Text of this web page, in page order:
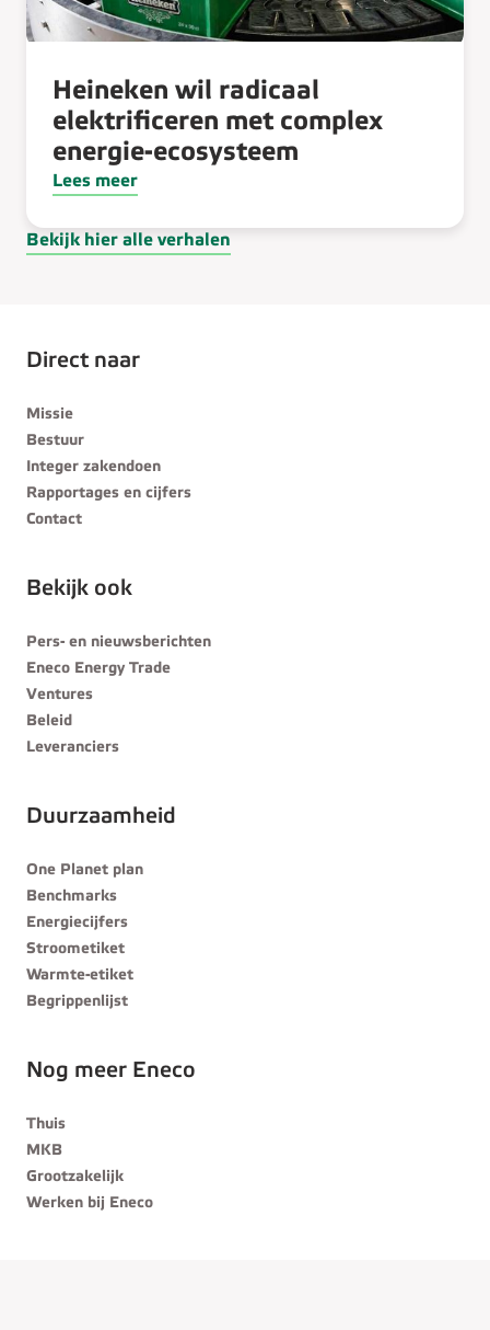
Heineken wil radicaal
elektrificeren met complex
energie-ecosysteem
Lees meer
Bekijk hier alle verhalen
Direct naar
Missie
Bestuur
Integer zakendoen
Rapportages en cijfers
Contact
Bekijk ook
Pers- en nieuwsberichten
Eneco Energy Trade
Ventures
Beleid
Leveranciers
Duurzaamheid
One Planet plan
Benchmarks
Energiecijfers
Stroometiket
Warmte-etiket
Begrippenlijst
Nog meer Eneco
Thuis
MKB
Grootzakelijk
Werken bij Eneco